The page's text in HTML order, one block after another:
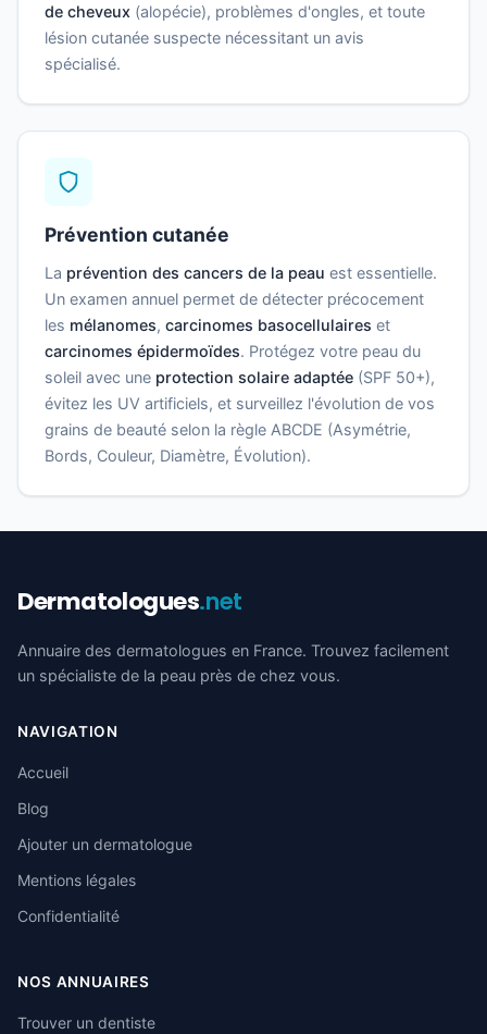
de cheveux (alopécie), problèmes d'ongles, et toute
lésion cutanée suspecte nécessitant un avis
spécialisé.
Prévention cutanée
La prévention des cancers de la peau est essentielle.
Un examen annuel permet de détecter précocement
les mélanomes, carcinomes basocellulaires et
carcinomes épidermoïdes. Protégez votre peau du
soleil avec une protection solaire adaptée (SPF 50+),
évitez les UV artificiels, et surveillez l'évolution de vos
grains de beauté selon la règle ABCDE (Asymétrie,
Bords, Couleur, Diamètre, Évolution).
Dermatologues.net
Annuaire des dermatologues en France. Trouvez facilement
un spécialiste de la peau près de chez vous.
NAVIGATION
Accueil
Blog
Ajouter un dermatologue
Mentions légales
Confidentialité
NOS ANNUAIRES
Trouver un dentiste